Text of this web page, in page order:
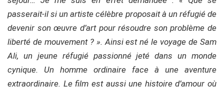
passerait-il si un artiste célèbre proposait à un réfugié de
devenir son œuvre d’art pour résoudre son problème de
liberté de mouvement ? ». Ainsi est né le voyage de Sam
Ali, un jeune réfugié passionné jeté dans un monde
cynique. Un homme ordinaire face à une aventure
extraordinaire. Le film est aussi une histoire d’amour où